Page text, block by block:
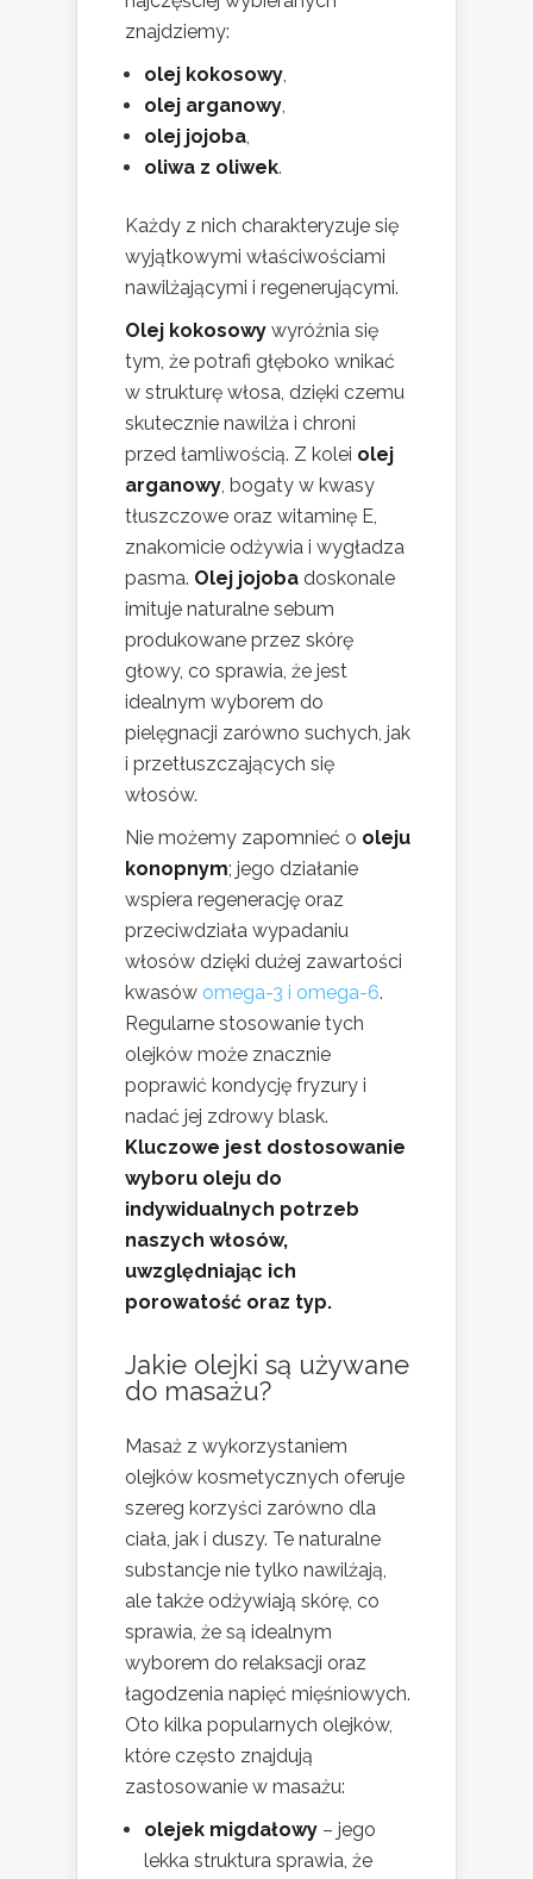
znajdziemy:
olej kokosowy,
olej arganowy,
olej jojoba,
oliwa z oliwek.
Każdy z nich charakteryzuje się
wyjątkowymi właściwościami
nawilżającymi i regenerującymi.
Olej kokosowy wyróżnia się
tym, że potrafi głęboko wnikać
w strukturę włosa, dzięki czemu
skutecznie nawilża i chroni
przed łamliwością. Z kolei olej
arganowy, bogaty w kwasy
tłuszczowe oraz witaminę E,
znakomicie odżywia i wygładza
pasma. Olej jojoba doskonale
imituje naturalne sebum
produkowane przez skórę
głowy, co sprawia, że jest
idealnym wyborem do
pielęgnacji zarówno suchych, jak
i przetłuszczających się
włosów.
Nie możemy zapomnieć o oleju
konopnym; jego działanie
wspiera regenerację oraz
przeciwdziała wypadaniu
włosów dzięki dużej zawartości
kwasów omega-3 i omega-6.
Regularne stosowanie tych
olejków może znacznie
poprawić kondycję fryzury i
nadać jej zdrowy blask.
Kluczowe jest dostosowanie
wyboru oleju do
indywidualnych potrzeb
naszych włosów,
uwzględniając ich
porowatość oraz typ.
Jakie olejki są używane
do masażu?
Masaż z wykorzystaniem
olejków kosmetycznych oferuje
szereg korzyści zarówno dla
ciała, jak i duszy. Te naturalne
substancje nie tylko nawilżają,
ale także odżywiają skórę, co
sprawia, że są idealnym
wyborem do relaksacji oraz
łagodzenia napięć mięśniowych.
Oto kilka popularnych olejków,
które często znajdują
zastosowanie w masażu:
olejek migdałowy – jego
lekka struktura sprawia, że